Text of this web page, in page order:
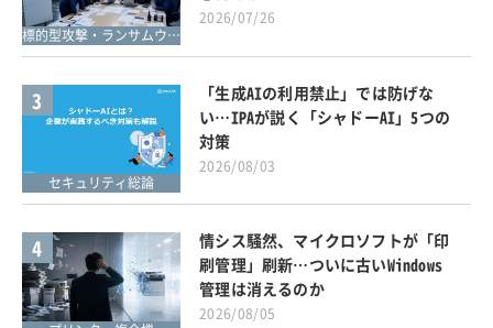
標的型攻撃・ランサムウェア対策
2026/07/26
3
セキュリティ総論
「生成AIの利用禁止」では防げな
い…IPAが説く「シャドーAI」5つの
対策
2026/08/03
4
情シス騒然、マイクロソフトが「印
刷管理」刷新…ついに古いWindows
管理は消えるのか
2026/08/05